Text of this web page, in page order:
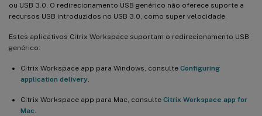
ou USB 3.0. O redirecionamento USB genérico não oferece suporte a
recursos USB introduzidos no USB 3.0, como super velocidade.
Estes aplicativos Citrix Workspace suportam o redirecionamento USB
genérico:
Citrix Workspace app para Windows, consulte Configuring
application delivery
Citrix Workspace app para Mac, consulte Citrix Workspace app for
Mac